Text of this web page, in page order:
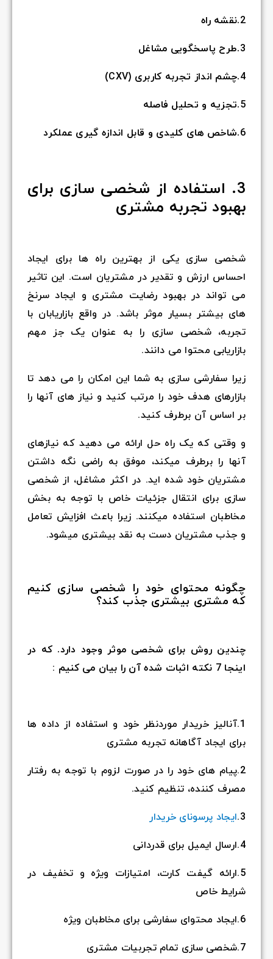
2.نقشه راه
3.طرح پاسخگویی مشاغل
4.چشم انداز تجربه کاربری (CXV)
5.تجزیه و تحلیل فاصله
6.شاخص های کلیدی و قابل اندازه گیری عملکرد
3. استفاده از شخصی سازی برای
بهبود تجربه مشتری
شخصی سازی یکی از بهترین راه ها برای ایجاد
احساس ارزش و تقدیر در مشتریان است. این تاثیر
می تواند در بهبود رضایت مشتری و ایجاد سرنخ
های بیشتر بسیار موثر باشد. در واقع بازاریابان با
تجربه، شخصی سازی را به عنوان یک جز مهم
بازاریابی محتوا می دانند.
زیرا سفارشی سازی به شما این امکان را می دهد تا
بازارهای هدف خود را مرتب کنید و نیاز های آنها را
بر اساس آن برطرف کنید.
و وقتی که یک راه حل ارائه می دهید که نیازهای
آنها را برطرف میکند، موفق به راضی نگه داشتن
مشتریان خود شده اید. در اکثر مشاغل، از شخصی
سازی برای انتقال جزئیات خاص با توجه به بخش
مخاطبان استفاده میکنند. زیرا باعث افزایش تعامل
و جذب مشتریان دست به نقد بیشتری میشود.
چگونه محتوای خود را شخصی سازی کنیم
که مشتری بیشتری جذب کند؟
چندین روش برای شخصی موثر وجود دارد. که در
اینجا 7 نکته اثبات شده آن را بیان می کنیم :
1.آنالیز خریدار موردنظر خود و استفاده از داده ها
برای ایجاد آگاهانه تجربه مشتری
2.پیام های خود را در صورت لزوم با توجه به رفتار
مصرف کننده، تنظیم کنید.
3.ایجاد پرسونای خریدار
4.ارسال ایمیل برای قدردانی
5.ارائه گیفت کارت، امتیازات ویژه و تخفیف در
شرایط خاص
6.ایجاد محتوای سفارشی برای مخاطبان ویژه
7.شخصی سازی تمام تجربیات مشتری